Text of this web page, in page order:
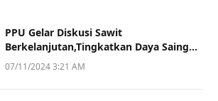
PPU Gelar Diskusi Sawit
Berkelanjutan,Tingkatkan Daya Saing
dan Kualitas
07/11/2024 3:21 AM